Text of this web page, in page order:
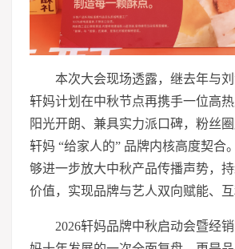
本次大会现场透露，继去年与刘
轩妈计划在中秋节点再携手一位高
阳光开朗、兼具实力派口碑，粉丝
轩妈 “给家人的” 品牌内核高度契合
够进一步放大中秋产品传播声势，
价值，实现品牌与艺人双向赋能、互
2026轩妈品牌中秋启动会暨经